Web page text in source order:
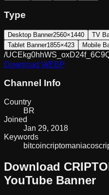
Type
Desktop Banner2560×1440 TV
Tablet Banner1855×423 Mobile
/
Download WEBP
Channel Info
Country
BR
Joined
Jan 29, 2018
Keywords
bitcoincriptomaniacos
Download
YouTube Banner